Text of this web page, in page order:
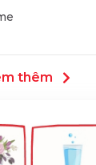
thêm